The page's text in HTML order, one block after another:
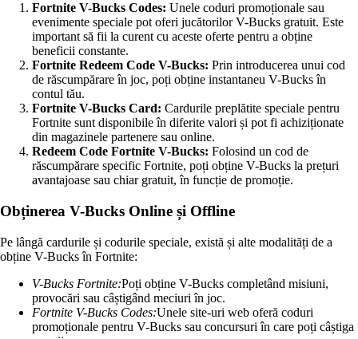
Fortnite V-Bucks Codes: Unele coduri promoționale sau
evenimente speciale pot oferi jucătorilor V-Bucks gratuit. Este
important să fii la curent cu aceste oferte pentru a obține
beneficii constante.
Fortnite Redeem Code V-Bucks: Prin introducerea unui cod
de răscumpărare în joc, poți obține instantaneu V-Bucks în
contul tău.
Fortnite V-Bucks Card: Cardurile preplătite speciale pentru
Fortnite sunt disponibile în diferite valori și pot fi achiziționate
din magazinele partenere sau online.
Redeem Code Fortnite V-Bucks: Folosind un cod de
răscumpărare specific Fortnite, poți obține V-Bucks la prețuri
avantajoase sau chiar gratuit, în funcție de promoție.
Obținerea V-Bucks Online și Offline
Pe lângă cardurile și codurile speciale, există și alte modalități de a
obține V-Bucks în Fortnite:
V-Bucks Fortnite:Poți obține V-Bucks completând misiuni,
provocări sau câștigând meciuri în joc.
Fortnite V-Bucks Codes:Unele site-uri web oferă coduri
promoționale pentru V-Bucks sau concursuri în care poți câștiga